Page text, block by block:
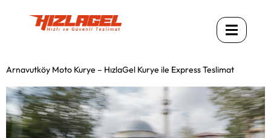
Arnavutköy Moto Kurye – HızlaGel Kurye ile Express Teslimat